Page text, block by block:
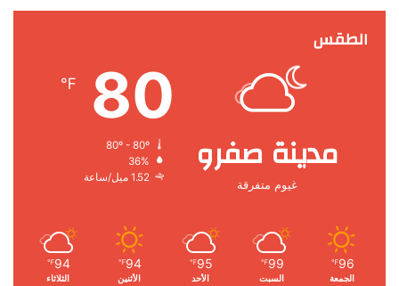
الطقس
مدينة صفرو
غيوم متفرقة
80
℉
36%
1.52 ميل/ساعة
96
℉
الجمعة
99
℉
السبت
95
℉
الأحد
94
℉
الأثنين
94
℉
الثلاثاء